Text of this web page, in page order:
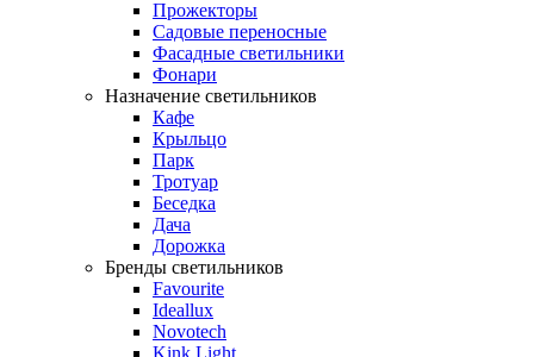
Прожекторы
Садовые переносные
Фасадные светильники
Фонари
Назначение светильников
Кафе
Крыльцо
Парк
Тротуар
Беседка
Дача
Дорожка
Бренды светильников
Favourite
Ideallux
Novotech
Kink Light